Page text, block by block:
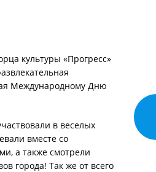
культуры «Прогресс»
Международному Дню
в веселых
вместе со
а также смотрели
города! Так же от всего